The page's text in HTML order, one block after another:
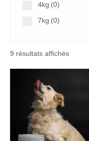
4kg (0)
7kg (0)
5Kg(0)
6kg(0)
7.5Kg
9 résultats affichés